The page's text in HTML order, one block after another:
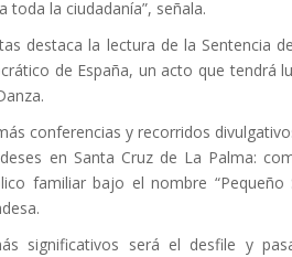
toda la ciudadanía”, señala.
destaca la lectura de la Sentencia
de España, un acto que tendrá
conferencias y recorridos
en Santa Cruz de La Palma:
familiar bajo el nombre
significativos será el desfile y